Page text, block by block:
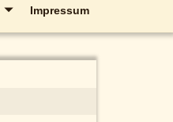
Impressum